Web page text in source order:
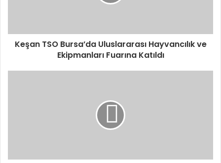
Keşan TSO Bursa’da Uluslararası Hayvancılık ve
Ekipmanları Fuarına Katıldı